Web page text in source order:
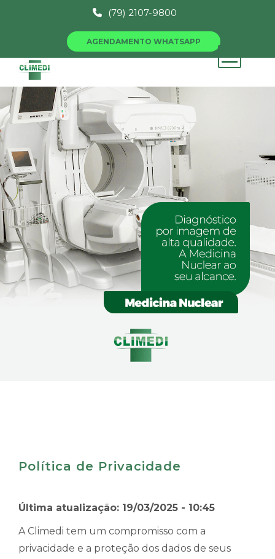
(79) 2107-9800
AGENDAMENTO WHATSAPP
Política de Privacidade
Última atualização: 19/03/2025 - 10:45
A Climedi tem um compromisso com a
privacidade e a proteção dos dados de seus